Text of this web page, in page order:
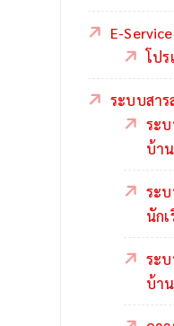
E-Service
โป
ระบบสาร
ระ
บ้า
ระ
นัก
ระ
บ้า